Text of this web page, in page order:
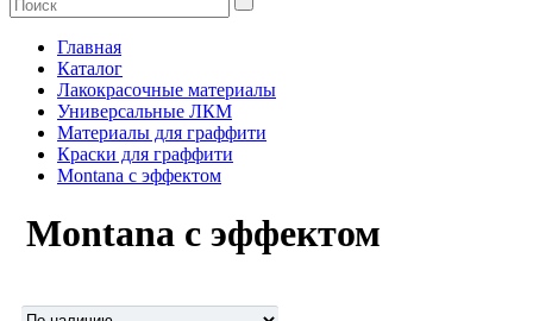
Главная
Каталог
Лакокрасочные материалы
Универсальные ЛКМ
Материалы для граффити
Краски для граффити
Montana с эффектом
Montana с эффектом